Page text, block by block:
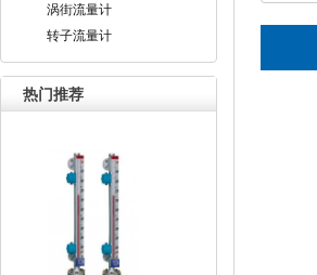
涡街流量计
转子流量计
热门推荐